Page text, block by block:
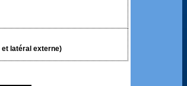
et latéral externe)